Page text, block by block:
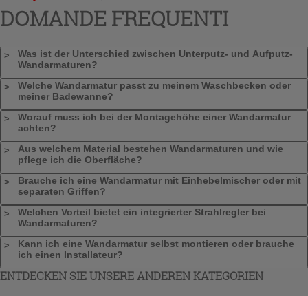
DOMANDE FREQUENTI
Was ist der Unterschied zwischen Unterputz- und Aufputz-
Wandarmaturen?
Welche Wandarmatur passt zu meinem Waschbecken oder
meiner Badewanne?
Worauf muss ich bei der Montagehöhe einer Wandarmatur
achten?
Aus welchem Material bestehen Wandarmaturen und wie
pflege ich die Oberfläche?
Brauche ich eine Wandarmatur mit Einhebelmischer oder mit
separaten Griffen?
Welchen Vorteil bietet ein integrierter Strahlregler bei
Wandarmaturen?
Kann ich eine Wandarmatur selbst montieren oder brauche
ich einen Installateur?
ENTDECKEN SIE UNSERE ANDEREN KATEGORIEN